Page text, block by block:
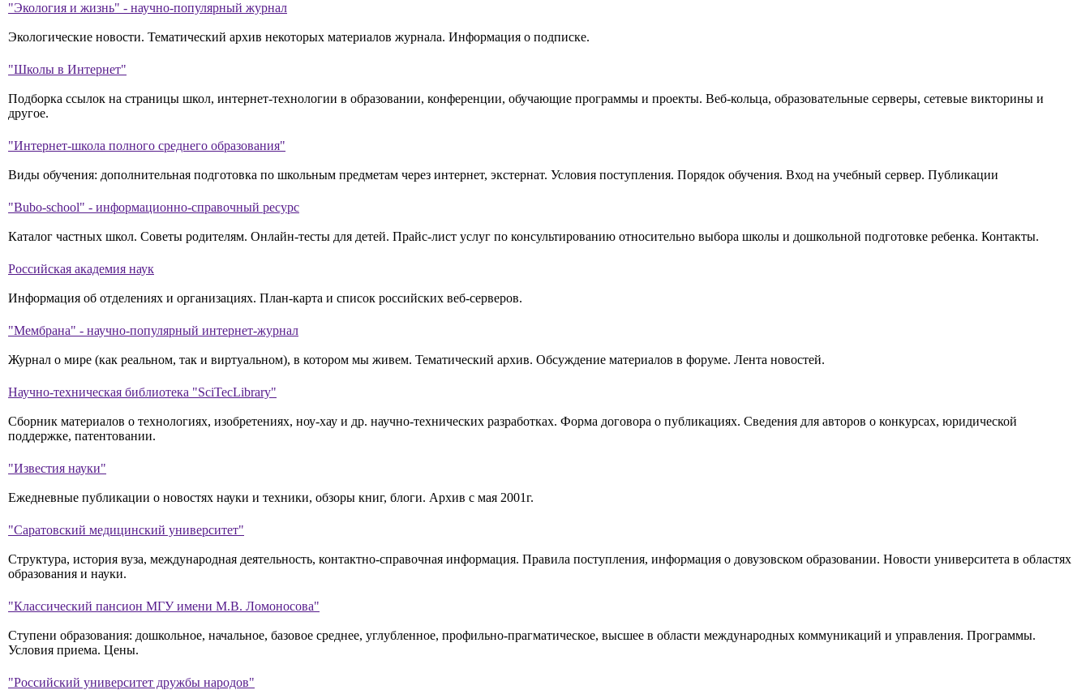
"Экология и жизнь" - научно-популярный журнал
Экологические новости. Тематический архив некоторых материалов журнала. Информация о подписке.
"Школы в Интернет"
Подборка ссылок на страницы школ, интернет-технологии в образовании, конференции, обучающие программы и проекты. Веб-кольца, образовательные серверы, сетевые викторины и
другое.
"Интернет-школа полного среднего образования"
Виды обучения: дополнительная подготовка по школьным предметам через интернет, экстернат. Условия поступления. Порядок обучения. Вход на учебный сервер. Публикации
"Bubo-school" - информационно-справочный ресурс
Каталог частных школ. Советы родителям. Онлайн-тесты для детей. Прайс-лист услуг по консультированию относительно выбора школы и дошкольной подготовке ребенка. Контакты.
Российская академия наук
Информация об отделениях и организациях. План-карта и список российских веб-серверов.
"Мембрана" - научно-популярный интернет-журнал
Журнал о мире (как реальном, так и виртуальном), в котором мы живем. Тематический архив. Обсуждение материалов в форуме. Лента новостей.
Научно-техническая библиотека "SciTecLibrary"
Сборник материалов о технологиях, изобретениях, ноу-хау и др. научно-технических разработках. Форма договора о публикациях. Сведения для авторов о конкурсах, юридической
поддержке, патентовании.
"Известия науки"
Ежедневные публикации о новостях науки и техники, обзоры книг, блоги. Архив с мая 2001г.
"Саратовский медицинский университет"
Структура, история вуза, международная деятельность, контактно-справочная информация. Правила поступления, информация о довузовском образовании. Новости университета в областях
образования и науки.
"Классический пансион МГУ имени М.В. Ломоносова"
Ступени образования: дошкольное, начальное, базовое среднее, углубленное, профильно-прагматическое, высшее в области международных коммуникаций и управления. Программы.
Условия приема. Цены.
"Российский университет дружбы народов"